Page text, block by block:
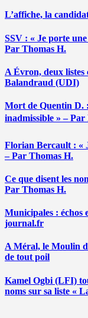
L’affiche, la
SSV : « Je porte
Par Thomas H.
A Évron, deux listes
Balandraud (UDI)
Mort de Quentin D.
inadmissible » –
Florian Bercault : «
– Par Thomas H.
Ce que disent les
Par Thomas H.
Municipales : échos
journal.fr
A Méral, le Moulin
de tout poil
Kamel Ogbi (LFI)
noms sur sa liste «